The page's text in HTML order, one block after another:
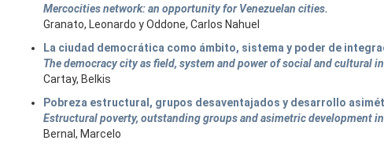
Mercocities network: an opportunity for Venezuelan cities.
Granato, Leonardo y Oddone, Carlos Nahuel
La ciudad democrática como ámbito, sistema y poder de
The democracy city as field, system and power of social and cultural
Cartay, Belkis
Pobreza estructural, grupos desaventajados y desarrollo
Estructural poverty, outstanding groups and asimetric development
Bernal, Marcelo